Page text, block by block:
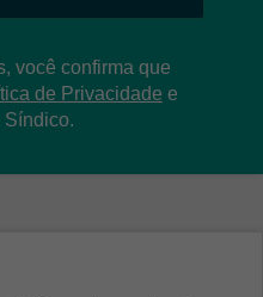
você confirma que
de Privacidade e
Síndico.